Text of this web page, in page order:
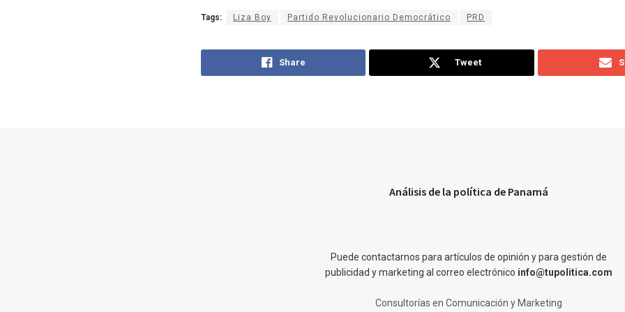
Tags: Liza Boy Partido Revolucionario Democrático PRD
Share Tweet
Análisis de la política de Panamá
Puede contactarnos para artículos de opinión y para gestión de
publicidad y marketing al correo electrónico info@tupolitica.com
Consultorías en Comunicación y Marketing